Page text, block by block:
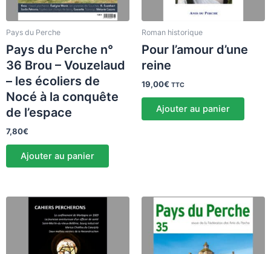
Pays du Perche
Pays du Perche n°
36 Brou – Vouzelaud
– les écoliers de
Nocé à la conquête
de l’espace
7,80€
Ajouter au panier
Roman historique
Pour l’amour d’une
reine
19,00€ TTC
Ajouter au panier